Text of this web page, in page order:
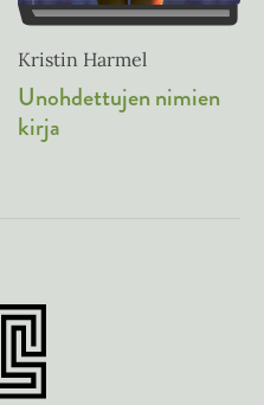
Kristin Harmel
Unohdettujen nimien
kirja